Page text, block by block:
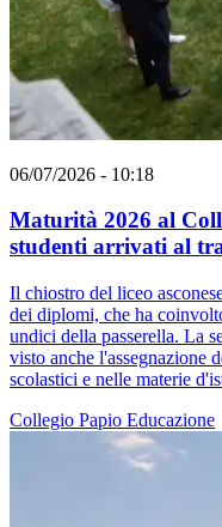
06/07/2026 - 10:18
Maturità 2026 al
studenti arrivati al
Il chiostro del liceo
dei diplomi, che ha
undici della passerella. La
visto anche l'assegnazione
scolastici e nelle materie
Collegio Papio Educazione